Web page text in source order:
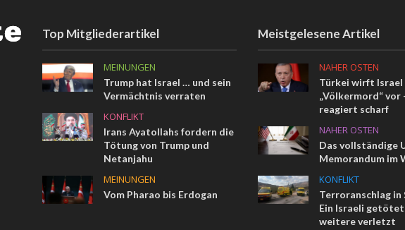
Top Mitgliederartikel
MEINUNGEN
Trump hat Israel … und sein
Vermächtnis verraten
KONFLIKT
Irans Ayatollahs fordern die
Tötung von Trump und
Netanjahu
MEINUNGEN
Vom Pharao bis Erdogan
Meistgelesene Artikel
NAHER OSTEN
Türkei wirft Israel
„Völkermord“ vor
reagiert scharf
NAHER OSTEN
Das vollständige
Memorandum im
KONFLIKT
Terroranschlag in
Ein Israeli
weitere verletzt